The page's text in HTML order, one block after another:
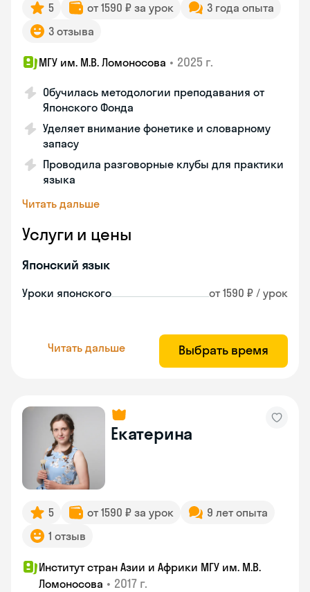
5 от 1590 ₽ за урок
3 года опыта
3 отзыва
МГУ им. М.В. Ломоносова • 2025 г.
Обучилась методологии преподавания от
Японского Фонда
Уделяет внимание фонетике и словарному
запасу
Проводила разговорные клубы для практики
языка
Читать дальше
Услуги и цены
Японский язык
Уроки японского от 1590 ₽ / урок
Читать дальше Выбрать время
Екатерина
5 от 1590 ₽ за урок
9 лет опыта
1 отзыв
Институт стран Азии и Африки МГУ им. М.В.
Ломоносова • 2017 г.